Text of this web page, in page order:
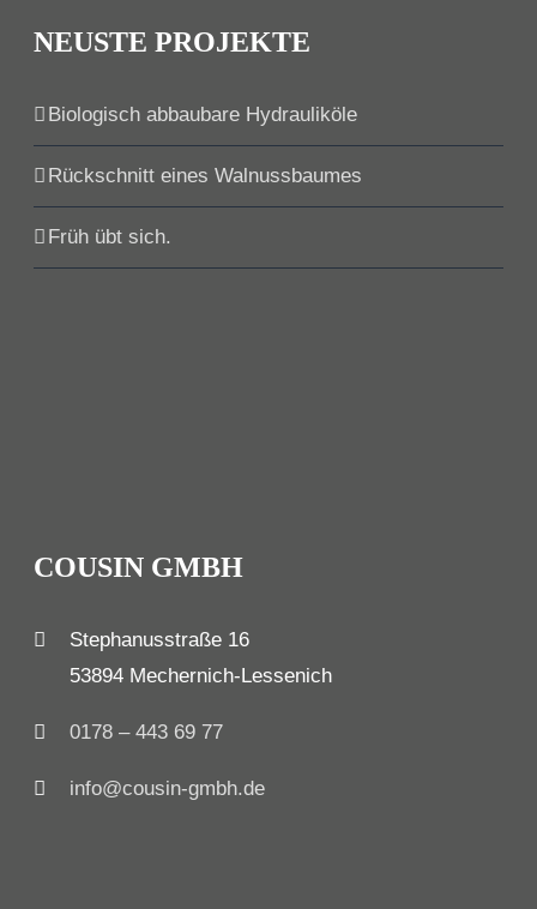
NEUSTE PROJEKTE
Biologisch abbaubare Hydrauliköle
Rückschnitt eines Walnussbaumes
Früh übt sich.
COUSIN GMBH
Stephanusstraße 16
53894 Mechernich-Lessenich
0178 – 443 69 77
info@cousin-gmbh.de